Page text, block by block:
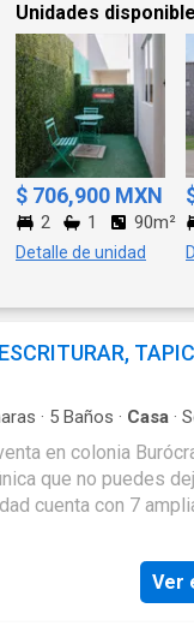
Unidades
$ 706,900 MXN
2 1 90m²
Detalle de unidad
· 5 Baños · Casa ·
en colonia
que no puedes
cuenta con 7
brinda la
Ubicada en una
en una zona
Ver